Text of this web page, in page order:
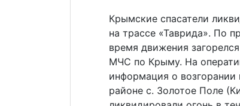
Крымские спасатели
на трассе «Таврида». По
время движения
МЧС по Крыму. На
информация о возгорании
районе с. Золотое Поле